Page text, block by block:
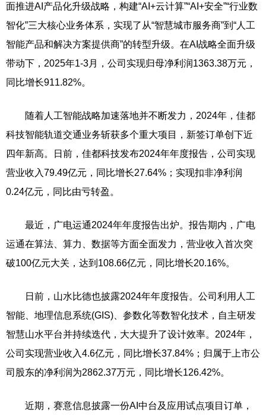
面推进AI产品化升级战略，构建“AI+云计算”“AI+安全”“行业数
智化”三大核心业务体系，实现了从“智慧城市服务商”到“人工
智能产品和解决方案提供商”的转型升级。在AI战略全面升级
带动下，2025年1-3月，公司实现归母净利润1363.38万元，
同比增长911.82%。
随着人工智能战略加速落地并不断发力，2024年，佳都
科技智能轨道交通业务斩获多个重大项目，新签订单创下近
四年新高。日前，佳都科技发布2024年年度报告，公司实现
营业收入79.49亿元，同比增长27.64%；实现扣非净利润
0.24亿元，同比由亏转盈。
最近，广电运通2024年年度报告出炉。报告期内，广电
运通在算法、算力、数据等方面全面发力，营业收入首次突
破100亿元大关，达到108.66亿元，同比增长20.16%。
日前，山水比德也披露2024年年度报告。公司利用人工
智能、地理信息系统(GIS)、参数化等数智化技术，自主研发
智慧山水平台并持续迭代，大大提升了设计效率。2024年，
公司实现营业收入4.6亿元，同比增长37.84%；归属于上市公
司股东的净利润为2862.37万元，同比增长126.42%。
近期，赛意信息披露一份AI中台及应用试点项目订单，